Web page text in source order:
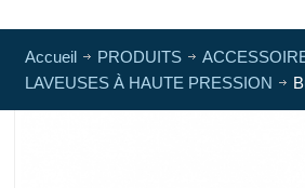
Accueil PRODUITS
LAVEUSES À HAUTE PRESSION